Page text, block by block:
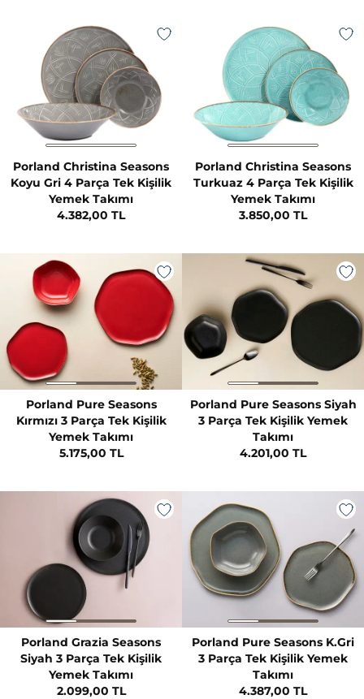
Porland Christina Seasons
Koyu Gri 4 Parça Tek Kişilik
Yemek Takımı
4.382,00 TL
Porland Christina Seasons
Turkuaz 4 Parça Tek Kişilik
Yemek Takımı
3.850,00 TL
Porland Pure Seasons
Kırmızı 3 Parça Tek Kişilik
Yemek Takımı
5.175,00 TL
Porland Pure Seasons Siyah
3 Parça Tek Kişilik Yemek
Takımı
4.201,00 TL
Porland Grazia Seasons
Siyah 3 Parça Tek Kişilik
Yemek Takımı
2.099,00 TL
Porland Pure Seasons K.Gri
3 Parça Tek Kişilik Yemek
Takımı
4.387,00 TL